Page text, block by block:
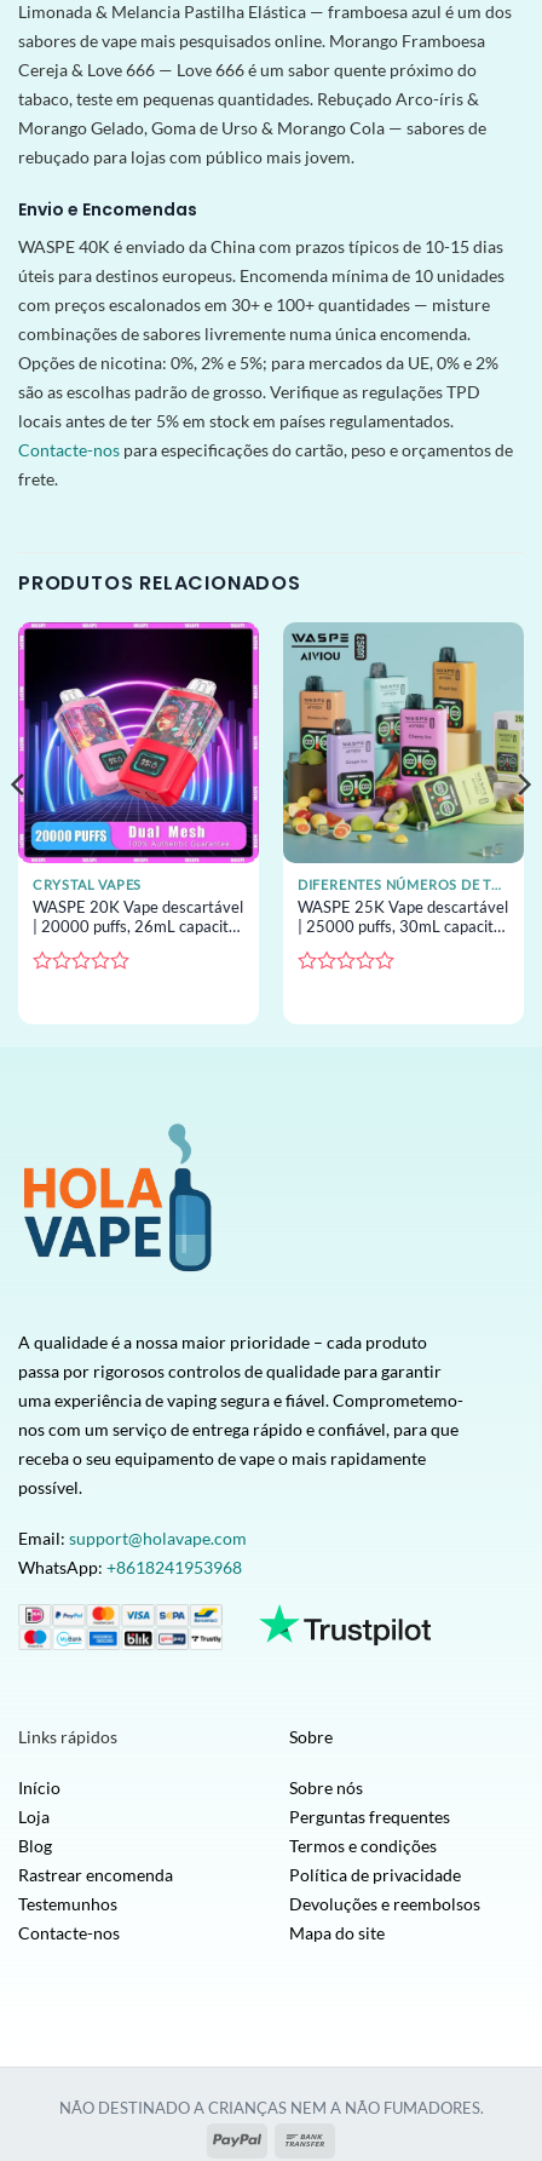
Limonada & Melancia Pastilha Elástica — framboesa azul é um dos
sabores de vape mais pesquisados online. Morango Framboesa
Cereja & Love 666 — Love 666 é um sabor quente próximo do
tabaco, teste em pequenas quantidades. Rebuçado Arco-íris &
Morango Gelado, Goma de Urso & Morango Cola — sabores de
rebuçado para lojas com público mais jovem.
Envio e Encomendas
WASPE 40K é enviado da China com prazos típicos de 10-15 dias
úteis para destinos europeus. Encomenda mínima de 10 unidades
com preços escalonados em 30+ e 100+ quantidades — misture
combinações de sabores livremente numa única encomenda.
Opções de nicotina: 0%, 2% e 5%; para mercados da UE, 0% e 2%
são as escolhas padrão de grosso. Verifique as regulações TPD
locais antes de ter 5% em stock em países regulamentados.
Contacte-nos para especificações do cartão, peso e orçamentos de
frete.
PRODUTOS RELACIONADOS
CRYSTAL VAPES
WASPE 20K Vape descartável
| 20000 puffs, 26mL capacity,
descartável por atacado
de
DIFERENTES NÚMEROS DE TRAGADAS DE VAPES DESCARTÁVEIS
WASPE 25K Vape descartável
| 25000 puffs, 30mL capacity,
por atacado
de
A qualidade é a nossa maior prioridade – cada produto
passa por rigorosos controlos de qualidade para garantir
uma experiência de vaping segura e fiável. Comprometemo-
nos com um serviço de entrega rápido e confiável, para que
receba o seu equipamento de vape o mais rapidamente
possível.
Email: support@holavape.com
WhatsApp: +8618241953968
Links rápidos
Início
Loja
Blog
Rastrear encomenda
Testemunhos
Contacte-nos
Sobre
Sobre nós
Perguntas frequentes
Termos e condições
Política de privacidade
Devoluções e reembolsos
Mapa do site
NÃO DESTINADO A CRIANÇAS NEM A NÃO FUMADORES.
PayPal